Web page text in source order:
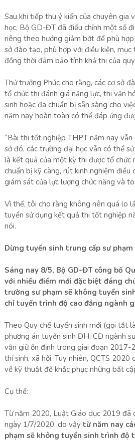
Sau khi tiếp thu ý kiến của chuyên gia
học, Bộ GD-ĐT đã điều chỉnh một số
riêng theo hướng giảm bớt để phù
sở đào tạo, phù hợp với điều kiện,
đồng thời đảm bảo tính khả thi của
Thứ trưởng Phúc cho rằng, các cơ sở
tổ chức thi đánh giá năng lực, thi văn
sinh hoặc đã chuẩn bị sẵn sàng cho
năm nay hoàn toàn có thể đáp ứng
“Bài thi tốt nghiệp THPT năm nay
sở đó, các trường đại học vẫn có thể
là kết quả của một kỳ thi được tổ chức
chuẩn bị kỹ càng, rút kinh nghiệm điều
giám sát của lực lượng chức năng và
Vì thế, tôi cho rằng không nên quá lo
tuyển sử dụng kết quả thi tốt nghiệp
nói.
Dừng tuyển sinh trung cấp sư phạm
Sáng nay 8/5, Bộ GD-ĐT công bố
với nhiều điểm mới đặc biệt đáng
trường sư phạm sẽ không tuyển
chỉ tuyển trình độ cao đẳng ngành
Theo Quy chế tuyển sinh mới (gọi tắt
phương án tuyển sinh ĐH, CĐ ngành
vẫn giữ ổn định trong giai đoạn 2017-
thí sinh, xã hội. Tuy nhiên, QCTS 2020
về kỹ thuật để khắc phục những bất
Cụ thể:
Từ năm 2020, Luật Giáo dục 2019 đã
ngày 1/7/2020, do vậy từ năm nay
phạm sẽ không tuyển sinh trình độ